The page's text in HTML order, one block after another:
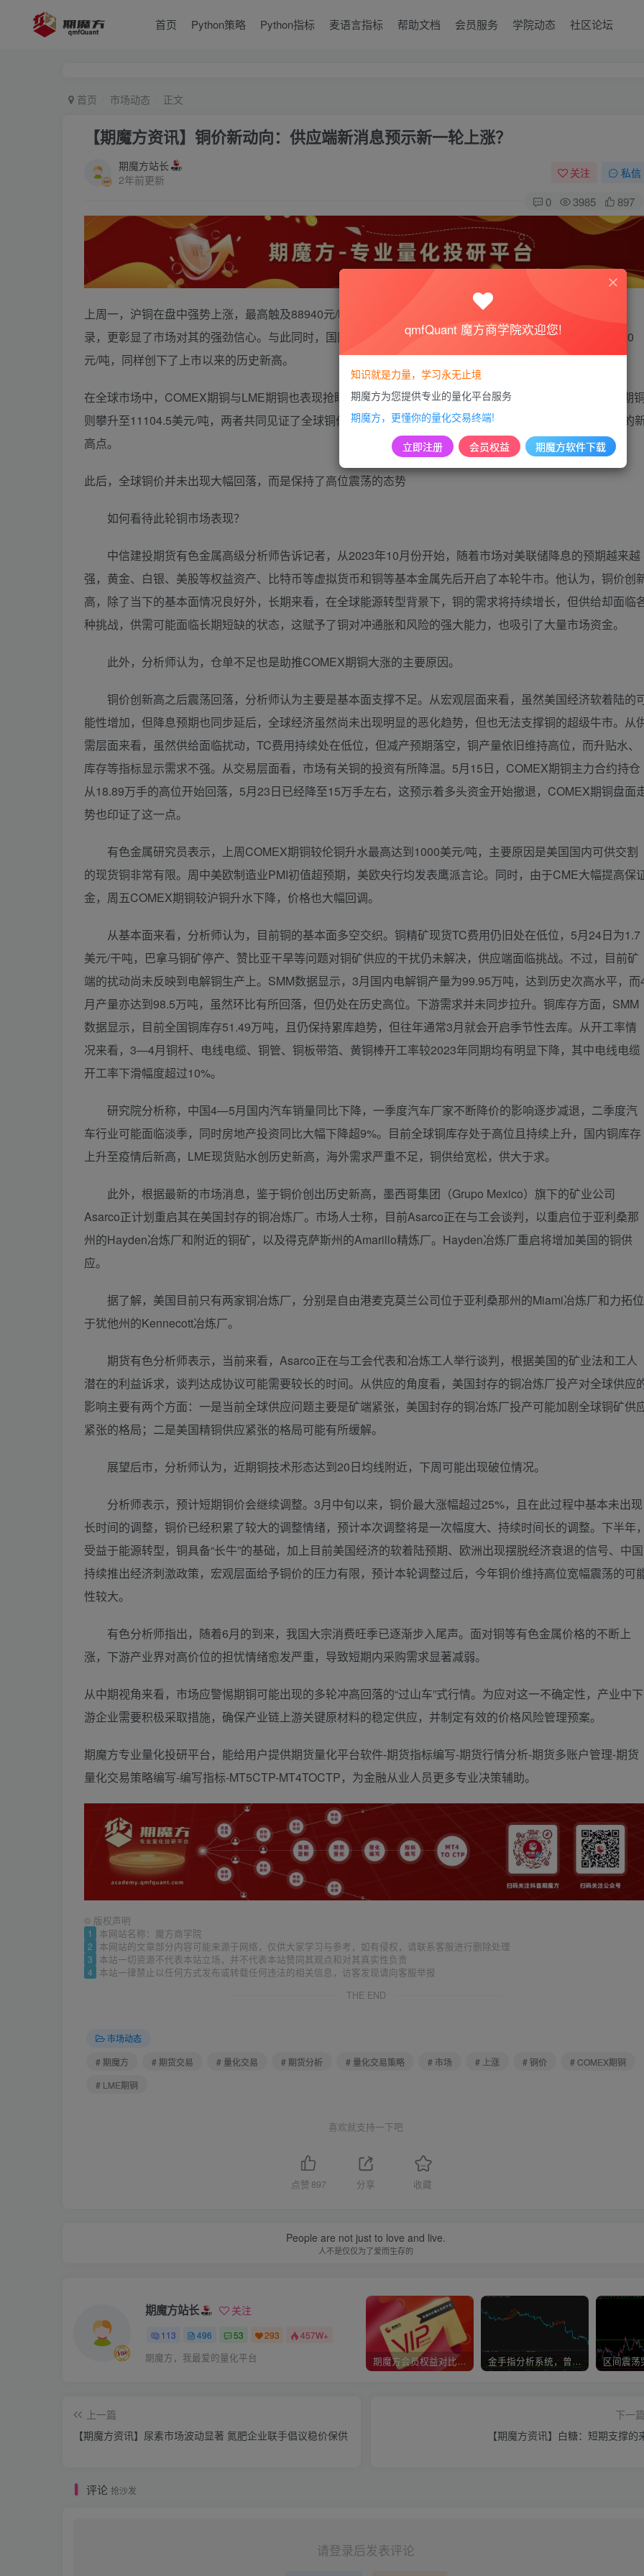
首页 Python策略 Python指标 麦语言指标 帮助文档 会员服务 学院动态 社区论坛
首页 市场动态 正文
【期魔方资讯】铜价新动向：供应端新消息预示新一轮上涨？
期魔方站长
2年前更新
关注 私信
0 3985 897
上周一，沪铜在盘中强势上涨，最高触及88940元/吨的崭新高度，这一数值不仅刷新了自上市以来的最高纪
录，更彰显了市场对其的强劲信心。与此同时，国际铜期货市场也迎来了新的里程碑，当日价格攀升至79670
元/吨，同样创下了上市以来的历史新高。
在全球市场中，COMEX期铜与LME期铜也表现抢眼。其中，COMEX期铜当日触及5.1990美元/磅，而LME期铜
则攀升至11104.5美元/吨，两者共同见证了全球铜价的新高峰。这一局面标志着全球铜价齐齐达到了历史性的
高点。
此后，全球铜价并未出现大幅回落，而是保持了高位震荡的态势
如何看待此轮铜市场表现？
中信建投期货有色金属高级分析师告诉记者，从2023年10月份开始，随着市场对美联储降息的预期越来越
强，黄金、白银、美股等权益资产、比特币等虚拟货币和铜等基本金属先后开启了本轮牛市。他认为，铜价创
高，除了当下的基本面情况良好外，长期来看，在全球能源转型背景下，铜的需求将持续增长，但供给却面临
种挑战，供需可能面临长期短缺的状态，这赋予了铜对冲通胀和风险的强大能力，也吸引了大量市场资金。
此外，分析师认为，仓单不足也是助推COMEX期铜大涨的主要原因。
铜价创新高之后震荡回落，分析师认为主要是基本面支撑不足。从宏观层面来看，虽然美国经济软着陆的
能性增加，但降息预期也同步延后，全球经济虽然尚未出现明显的恶化趋势，但也无法支撑铜的超级牛市。从
需层面来看，虽然供给面临扰动，TC费用持续处在低位，但减产预期落空，铜产量依旧维持高位，而升贴水、
库存等指标显示需求不强。从交易层面看，市场有关铜的投资有所降温。5月15日，COMEX期铜主力合约持仓
从18.89万手的高位开始回落，5月23日已经降至15万手左右，这预示着多头资金开始撤退，COMEX期铜盘面
势也印证了这一点。
有色金属研究员表示，上周COMEX期铜较伦铜升水最高达到1000美元/吨，主要原因是美国国内可供交割
的现货铜非常有限。周中美欧制造业PMI初值超预期，美欧央行均发表鹰派言论。同时，由于CME大幅提高保
金，周五COMEX期铜较沪铜升水下降，价格也大幅回调。
从基本面来看，分析师认为，目前铜的基本面多空交织。铜精矿现货TC费用仍旧处在低位，5月24日为1.7
美元/干吨，巴拿马铜矿停产、赞比亚干旱等问题对铜矿供应的干扰仍未解决，供应端面临挑战。不过，目前矿
端的扰动尚未反映到电解铜生产上。SMM数据显示，3月国内电解铜产量为99.95万吨，达到历史次高水平，而
月产量亦达到98.5万吨，虽然环比有所回落，但仍处在历史高位。下游需求并未同步拉升。铜库存方面，SMM
数据显示，目前全国铜库存51.49万吨，且仍保持累库趋势，但往年通常3月就会开启季节性去库。从开工率情
况来看，3—4月铜杆、电线电缆、铜管、铜板带箔、黄铜棒开工率较2023年同期均有明显下降，其中电线电缆
开工率下滑幅度超过10%。
研究院分析称，中国4—5月国内汽车销量同比下降，一季度汽车厂家不断降价的影响逐步减退，二季度汽
车行业可能面临淡季，同时房地产投资同比大幅下降超9%。目前全球铜库存处于高位且持续上升，国内铜库存
上升至疫情后新高，LME现货贴水创历史新高，海外需求严重不足，铜供给宽松，供大于求。
此外，根据最新的市场消息，鉴于铜价创出历史新高，墨西哥集团（Grupo Mexico）旗下的矿业公司
Asarco正计划重启其在美国封存的铜冶炼厂。市场人士称，目前Asarco正在与工会谈判，以重启位于亚利桑那
州的Hayden冶炼厂和附近的铜矿，以及得克萨斯州的Amarillo精炼厂。Hayden冶炼厂重启将增加美国的铜供
应。
据了解，美国目前只有两家铜冶炼厂，分别是自由港麦克莫兰公司位于亚利桑那州的Miami冶炼厂和力拓位
于犹他州的Kennecott冶炼厂。
期货有色分析师表示，当前来看，Asarco正在与工会代表和冶炼工人举行谈判，根据美国的矿业法和工人
潜在的利益诉求，谈判达成协议可能需要较长的时间。从供应的角度看，美国封存的铜冶炼厂投产对全球供应
影响主要有两个方面：一是当前全球供应问题主要是矿端紧张，美国封存的铜冶炼厂投产可能加剧全球铜矿供
紧张的格局；二是美国精铜供应紧张的格局可能有所缓解。
展望后市，分析师认为，近期铜技术形态达到20日均线附近，下周可能出现破位情况。
分析师表示，预计短期铜价会继续调整。3月中旬以来，铜价最大涨幅超过25%，且在此过程中基本未出现
长时间的调整，铜价已经积累了较大的调整情绪，预计本次调整将是一次幅度大、持续时间长的调整。下半年，
受益于能源转型，铜具备“长牛”的基础，加上目前美国经济的软着陆预期、欧洲出现摆脱经济衰退的信号、中国
持续推出经济刺激政策，宏观层面给予铜价的压力有限，预计本轮调整过后，今年铜价维持高位宽幅震荡的可
性较大。
有色分析师指出，随着6月的到来，我国大宗消费旺季已逐渐步入尾声。面对铜等有色金属价格的不断上
涨，下游产业界对高价位的担忧情绪愈发严重，导致短期内采购需求显著减弱。
从中期视角来看，市场应警惕期铜可能出现的多轮冲高回落的“过山车”式行情。为应对这一不确定性，产业中下
游企业需要积极采取措施，确保产业链上游关键原材料的稳定供应，并制定有效的价格风险管理预案。
期魔方专业量化投研平台，能给用户提供期货量化平台软件-期货指标编写-期货行情分析-期货多账户管理-期货
量化交易策略编写-编写指标-MT5CTP-MT4TOCTP，为金融从业人员更多专业决策辅助。
© 版权声明
1 本网站名称：魔方商学院
2 本网站的文章部分内容可能来源于网络，仅供大家学习与参考，如有侵权，请联系客服进行删除处理
3 本站一切资源不代表本站立场，并不代表本站赞同其观点和对其真实性负责
4
本站一律禁止以任何方式发布或转载任何违法的相关信息，访客发现请向客服举报
THE END
市场动态
# 期魔方
# 期货交易 # 量化交易 # 期货分析 # 量化交易策略 # 市场 # 上涨 # 铜价
# COMEX期铜
# LME期铜
喜欢就支持一下吧
点赞 897 分享 收藏
People are not just to love and live.
人不是仅仅为了爱而生存的
期魔方站长 关注
113 496 53 293 457W+
期魔方，我最爱的量化平台 期魔方会员权益对比，总有一项适合您！ 金手指分析系统，曾经市场价39800
上一篇
【期魔方资讯】尿素市场波动显著 氮肥企业联手倡议稳价保供
下一篇
【期魔方资讯】白糖：短期支撑的
评论 抢沙发
请登录后发表评论
qmfQuant 魔方商学院欢迎您!
知识就是力量，学习永无止境
期魔方为您提供专业的量化平台服务
期魔方，更懂你的量化交易终端!
立即注册 会员权益 期魔方软件下载